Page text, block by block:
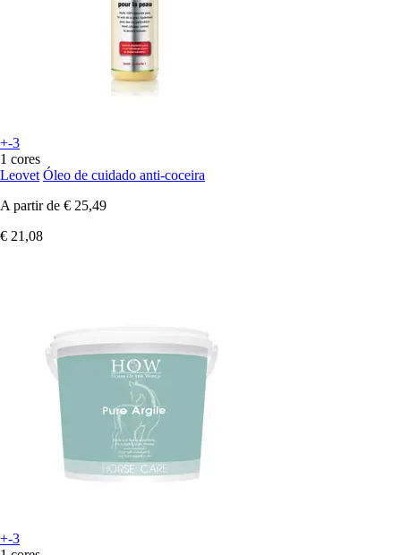
+-3
1 cores
Leovet Óleo de cuidado anti-coceira
A partir de € 25,49
€ 21,08
+-3